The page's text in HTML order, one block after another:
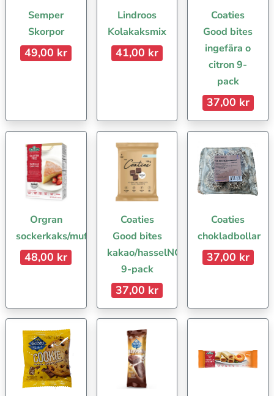
Semper
Skorpor
49,00 kr
Lindroos
Kolakaksmix
41,00 kr
Coaties
Good bites
ingefära o
citron 9-
pack
37,00 kr
Orgran
sockerkaks/muffinsmix
48,00 kr
Coaties
Good bites
kakao/hasselNOT
9-pack
37,00 kr
Coaties
chokladbollar
37,00 kr